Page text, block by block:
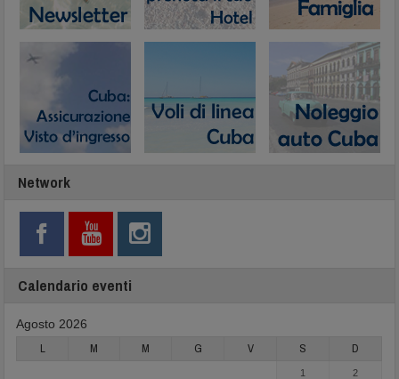
Network
Calendario eventi
Agosto 2026
L M M G V S D
1 2